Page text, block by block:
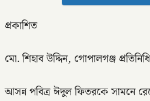
প্রকাশিত
মো. শিহাব উদ্দিন, গোপালগঞ্জ
আসন্ন পবিত্র ঈদুল ফিতরকে সামনে